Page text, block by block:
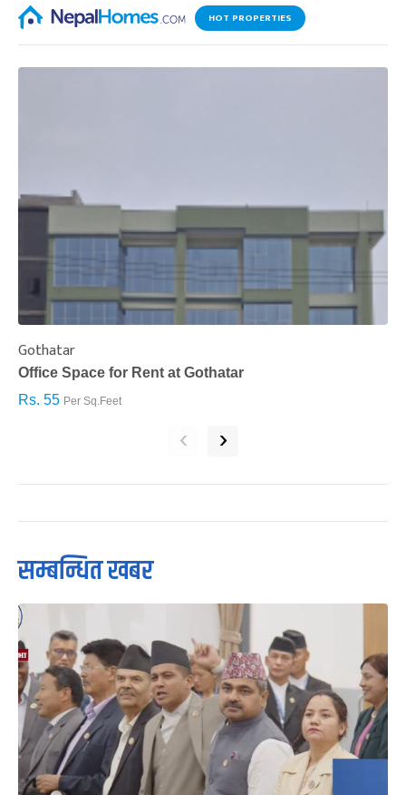
HOT PROPERTIES
Gothatar
Office Space for Rent at Gothatar
Rs. 55 Per Sq.Feet
‹ ›
सम्बन्धित खबर